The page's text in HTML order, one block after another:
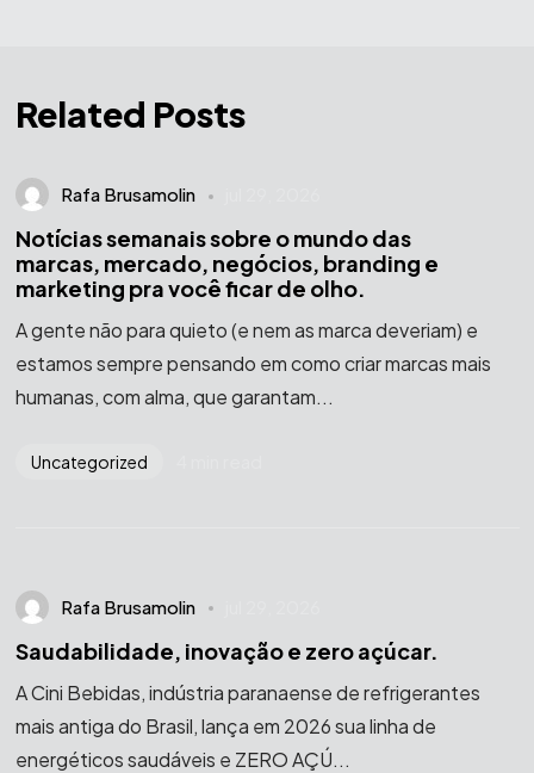
Related Posts
Rafa Brusamolin
Notícias semanais sobre o mundo das
marcas, mercado, negócios, branding e
marketing pra você ficar de olho.
A gente não para quieto (e nem as marca deveriam) e
estamos sempre pensando em como criar marcas mais
humanas, com alma, que garantam...
Uncategorized
Rafa Brusamolin
Saudabilidade, inovação e zero açúcar.
A Cini Bebidas, indústria paranaense de refrigerantes
mais antiga do Brasil, lança em 2026 sua linha de
energéticos saudáveis e ZERO AÇÚ...